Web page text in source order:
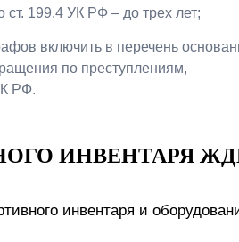
199.4 УК РФ – до трех лет;
включить в перечень
по преступлениям,
РФ.
ИНВЕНТАРЯ
инвентаря и